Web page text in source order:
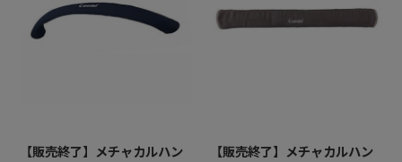
【販売終了】メチャカルハン
【販売終了】メチャカルハン